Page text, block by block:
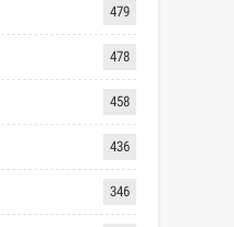
479
478
458
436
346